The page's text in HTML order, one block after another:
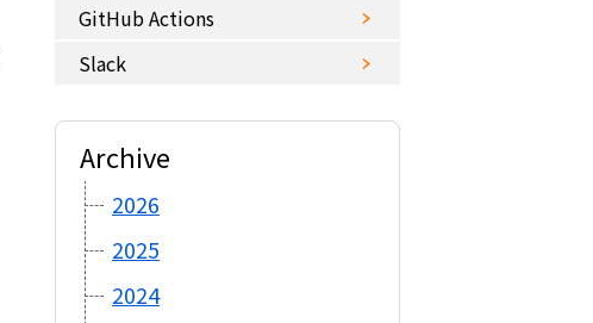
GitHub Actions
Slack
Archive
2026
2025
2024